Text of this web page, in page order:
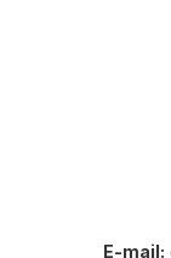
E-mail: